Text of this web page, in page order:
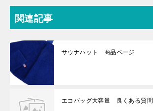
関連記事
サウナハット 商品ページ
エコバッグ大容量 良くある質問